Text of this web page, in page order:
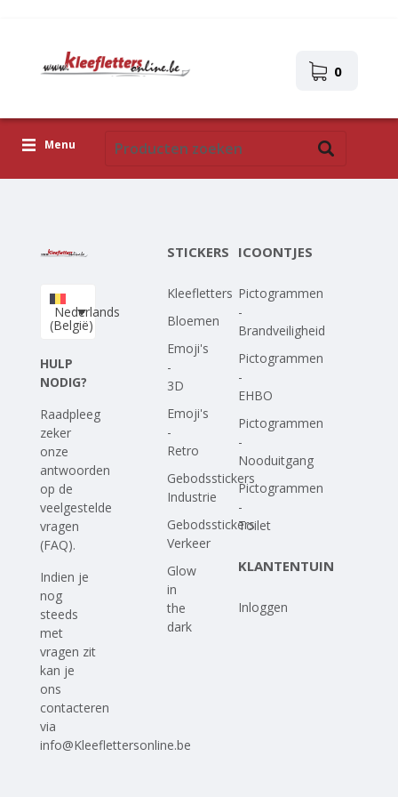
0
Menu
Upload je eigen ontwerp
Corona Covid-19
Nederlands
(België)
HULP
NODIG?
Raadpleeg
zeker
onze
antwoorden
op de
veelgestelde
vragen
(FAQ).
Indien je
nog
steeds
met
vragen zit
kan je
ons
contacteren
via
info@Kleeflettersonline.be
STICKERS
Kleefletters
Bloemen
Emoji's
-
3D
Emoji's
-
Retro
Gebodsstickers
Industrie
Gebodsstickers
Verkeer
Glow
in
the
dark
ICOONTJES
Pictogrammen
-
Brandveiligheid
Pictogrammen
-
EHBO
Pictogrammen
-
Nooduitgang
Pictogrammen
-
Toilet
KLANTENTUIN
Inloggen